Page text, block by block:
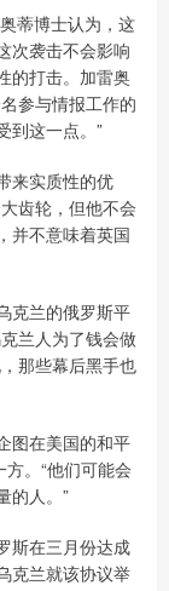
蒂博士认为，这
次袭击不会影响
的打击。加雷奥
参与情报工作的
到这一点。”
来实质性的优
齿轮，但他不会
并不意味着英国
克兰的俄罗斯平
兰人为了钱会做
那些幕后黑手也
图在美国的和平
。“他们可能会
的人。”
斯在三月份达成
克兰就该协议举